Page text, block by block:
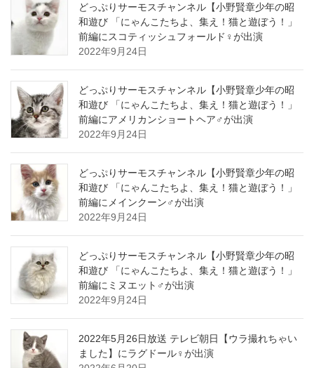
どっぷりサーモスチャンネル【小野賢章少年の昭
和遊び 「にゃんこたちよ、集え！猫と遊ぼう！」
前編にスコティッシュフォールド♀が出演
2022年9月24日
どっぷりサーモスチャンネル【小野賢章少年の昭
和遊び 「にゃんこたちよ、集え！猫と遊ぼう！」
前編にアメリカンショートヘア♂が出演
2022年9月24日
どっぷりサーモスチャンネル【小野賢章少年の昭
和遊び 「にゃんこたちよ、集え！猫と遊ぼう！」
前編にメインクーン♂が出演
2022年9月24日
どっぷりサーモスチャンネル【小野賢章少年の昭
和遊び 「にゃんこたちよ、集え！猫と遊ぼう！」
前編にミヌエット♂が出演
2022年9月24日
2022年5月26日放送 テレビ朝日【ウラ撮れちゃい
ました】にラグドール♀が出演